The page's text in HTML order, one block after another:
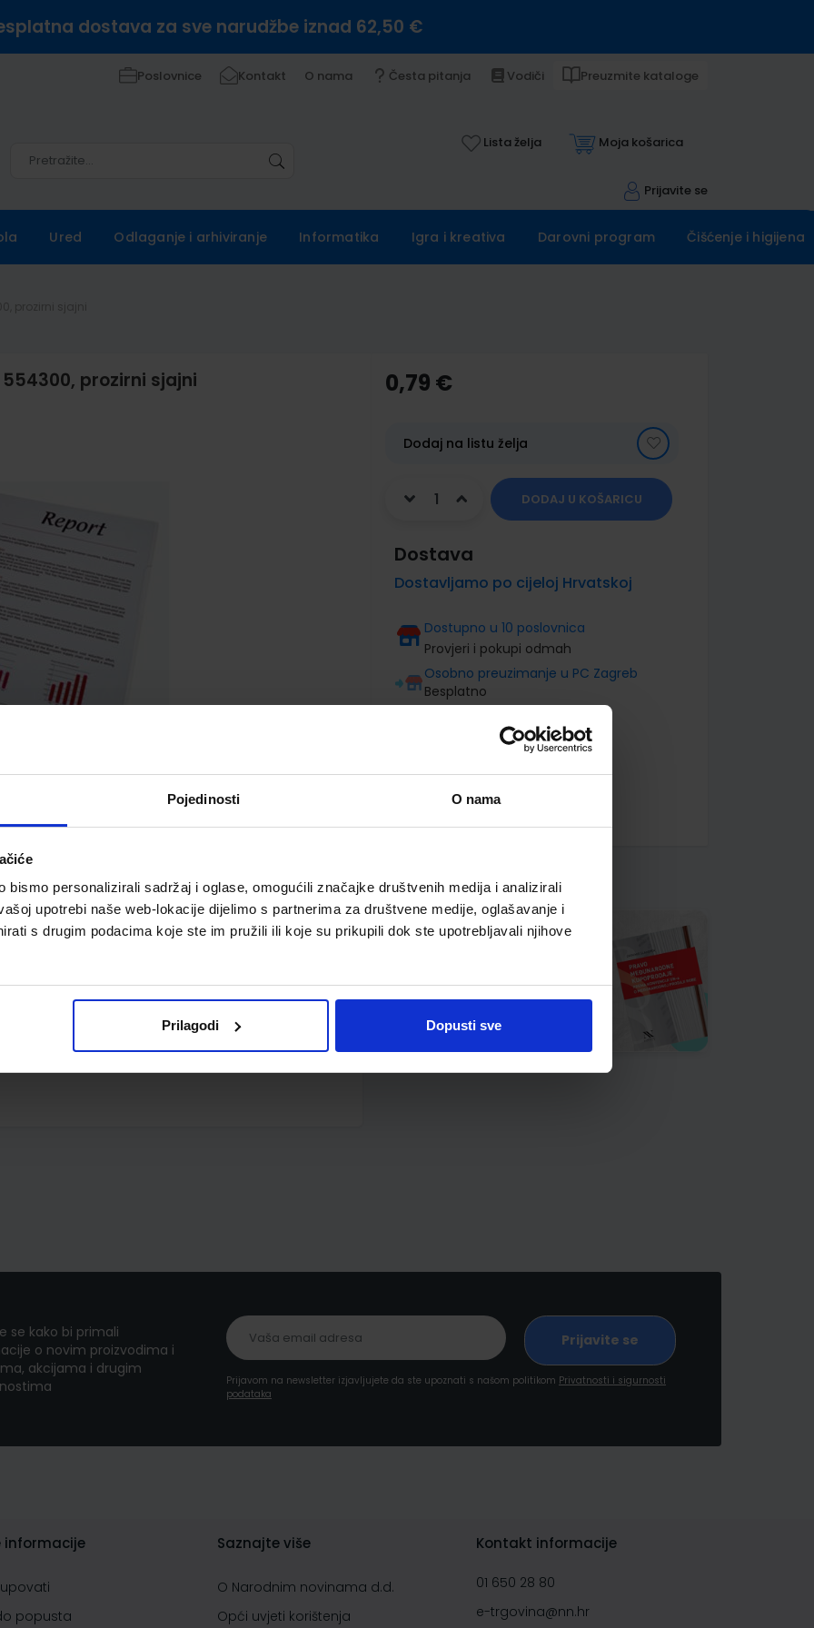
Pojedinosti O nama
bismo personalizirali sadržaj i oglase, omogućili značajke društvenih medija i analizirali
upotrebi naše web-lokacije dijelimo s partnerima za društvene medije, oglašavanje i
s drugim podacima koje ste im pružili ili koje su prikupili dok ste upotrebljavali njihove
Prilagodi Dopusti sve
dostava za sve narudžbe iznad 62,50 €
Poslovnice Kontakt O nama Česta pitanja Vodiči Preuzmite kataloge
Lista želja Moja košarica
Prijavite se
Ured Odlaganje i arhiviranje Informatika Igra i kreativa Darovni program Čišćenje i higijena
554300, prozirni sjajni 0,79 €
Dodaj na listu želja
DODAJ U KOŠARICU
Dostava
Dostavljamo po cijeloj Hrvatskoj
Dostupno u 10 poslovnica
Provjeri i pokupi odmah
Osobno preuzimanje u PC Zagreb
Besplatno
dimenzije 220x310 mm; PP
se kako bi primali
o novim proizvodima i
akcijama i drugim
Prijavom na newsletter izjavljujete da ste upoznati s našom politikom Privatnosti i sigurnosti
podataka
informacije
popusta
Saznajte više
O Narodnim novinama d.d.
Opći uvjeti korištenja
Kontakt informacije
01 650 28 80
e-trgovina@nn.hr